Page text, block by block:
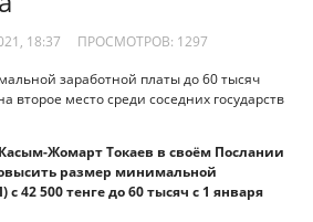
18:37 ПРОСМОТРОВ: 1297
заработной платы до 60 тысяч
второе место среди соседних государств
Жомарт Токаев в своём Послании
размер минимальной
42 500 тенге до 60 тысяч с 1 января